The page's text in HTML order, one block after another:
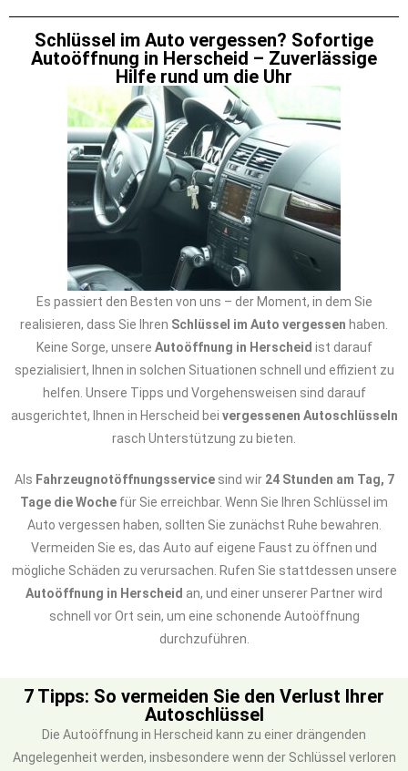
Schlüssel im Auto vergessen? Sofortige
Autoöffnung in Herscheid – Zuverlässige
Hilfe rund um die Uhr
Es passiert den Besten von uns – der Moment, in dem Sie
realisieren, dass Sie Ihren Schlüssel im Auto vergessen haben.
Keine Sorge, unsere Autoöffnung in Herscheid ist darauf
spezialisiert, Ihnen in solchen Situationen schnell und effizient zu
helfen. Unsere Tipps und Vorgehensweisen sind darauf
ausgerichtet, Ihnen in Herscheid bei vergessenen Autoschlüsseln
rasch Unterstützung zu bieten.
Als Fahrzeugnotöffnungsservicesind wir 24 Stunden am Tag, 7
Tage die Woche für Sie erreichbar. Wenn Sie Ihren Schlüssel im
Auto vergessen haben, sollten Sie zunächst Ruhe bewahren.
Vermeiden Sie es, das Auto auf eigene Faust zu öffnen und
mögliche Schäden zu verursachen. Rufen Sie stattdessen unsere
Autoöffnung in Herscheid an, und einer unserer Partner wird
schnell vor Ort sein, um eine schonende Autoöffnung
durchzuführen.
7 Tipps: So vermeiden Sie den Verlust Ihrer
Autoschlüssel
Die Autoöffnung in Herscheid kann zu einer drängenden
Angelegenheit werden, insbesondere wenn der Schlüssel verloren